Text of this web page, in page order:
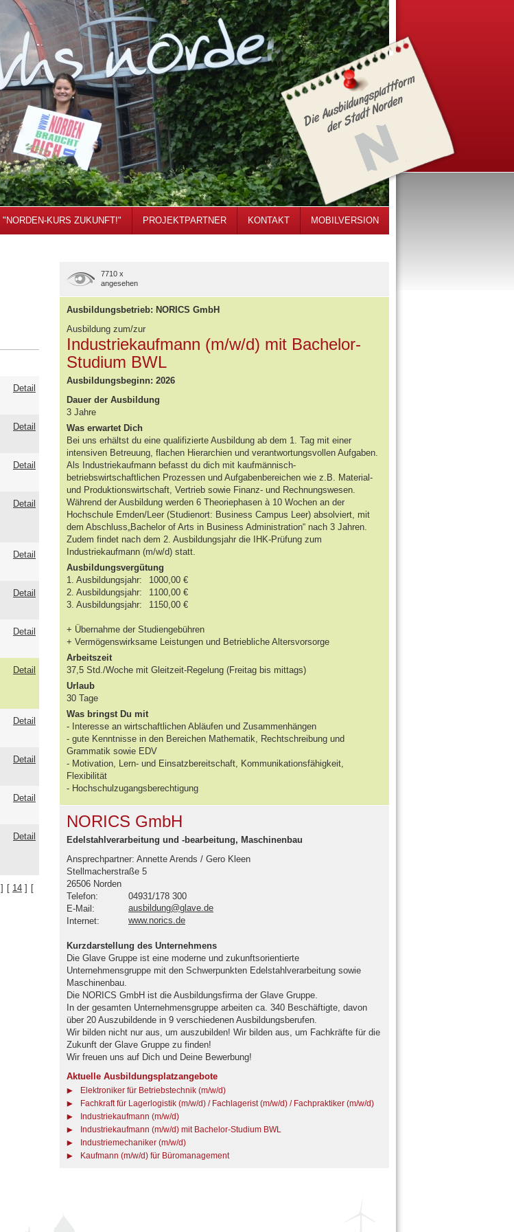
"NORDEN-KURS ZUKUNFT!" PROJEKTPARTNER KONTAKT MOBILVERSION
Detail
Detail
Detail
Detail
Detail
Detail
Detail
Detail
Detail
Detail
Detail
Detail
] [ 14 ] [
7710 x
angesehen
Ausbildungsbetrieb: NORICS GmbH
Ausbildung zum/zur
Industriekaufmann (m/w/d) mit Bachelor-
Studium BWL
Ausbildungsbeginn: 2026
Dauer der Ausbildung
3 Jahre
Was erwartet Dich
Bei uns erhältst du eine qualifizierte Ausbildung ab dem 1. Tag mit einer
intensiven Betreuung, flachen Hierarchien und verantwortungsvollen Aufgaben.
Als Industriekaufmann befasst du dich mit kaufmännisch-
betriebswirtschaftlichen Prozessen und Aufgabenbereichen wie z.B. Material-
und Produktionswirtschaft, Vertrieb sowie Finanz- und Rechnungswesen.
Während der Ausbildung werden 6 Theoriephasen à 10 Wochen an der
Hochschule Emden/Leer (Studienort: Business Campus Leer) absolviert, mit
dem Abschluss„Bachelor of Arts in Business Administration“ nach 3 Jahren.
Zudem findet nach dem 2. Ausbildungsjahr die IHK-Prüfung zum
Industriekaufmann (m/w/d) statt.
Ausbildungsvergütung
1. Ausbildungsjahr:
1000,00 €
2. Ausbildungsjahr:
1100,00 €
3. Ausbildungsjahr:
1150,00 €
+ Übernahme der Studiengebühren
+ Vermögenswirksame Leistungen und Betriebliche Altersvorsorge
Arbeitszeit
37,5 Std./Woche mit Gleitzeit-Regelung (Freitag bis mittags)
Urlaub
30 Tage
Was bringst Du mit
- Interesse an wirtschaftlichen Abläufen und Zusammenhängen
- gute Kenntnisse in den Bereichen Mathematik, Rechtschreibung und
Grammatik sowie EDV
- Motivation, Lern- und Einsatzbereitschaft, Kommunikationsfähigkeit,
Flexibilität
- Hochschulzugangsberechtigung
NORICS GmbH
Edelstahlverarbeitung und -bearbeitung, Maschinenbau
Ansprechpartner: Annette Arends / Gero Kleen
Stellmacherstraße 5
26506 Norden
Telefon:
04931/178 300
E-Mail:
ausbildung@glave.de
Internet:
www.norics.de
Kurzdarstellung des Unternehmens
Die Glave Gruppe ist eine moderne und zukunftsorientierte
Unternehmensgruppe mit den Schwerpunkten Edelstahlverarbeitung sowie
Maschinenbau.
Die NORICS GmbH ist die Ausbildungsfirma der Glave Gruppe.
In der gesamten Unternehmensgruppe arbeiten ca. 340 Beschäftigte, davon
über 20 Auszubildende in 9 verschiedenen Ausbildungsberufen.
Wir bilden nicht nur aus, um auszubilden! Wir bilden aus, um Fachkräfte für die
Zukunft der Glave Gruppe zu finden!
Wir freuen uns auf Dich und Deine Bewerbung!
Aktuelle Ausbildungsplatzangebote
Elektroniker für Betriebstechnik (m/w/d)
Fachkraft für Lagerlogistik (m/w/d) / Fachlagerist (m/w/d) / Fachpraktiker (m/w/d)
Industriekaufmann (m/w/d)
Industriekaufmann (m/w/d) mit Bachelor-Studium BWL
Industriemechaniker (m/w/d)
Kaufmann (m/w/d) für Büromanagement